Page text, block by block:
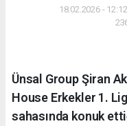
18.02.2026 -
Ünsal Group Şiran
House Erkekler 1.
sahasında konuk